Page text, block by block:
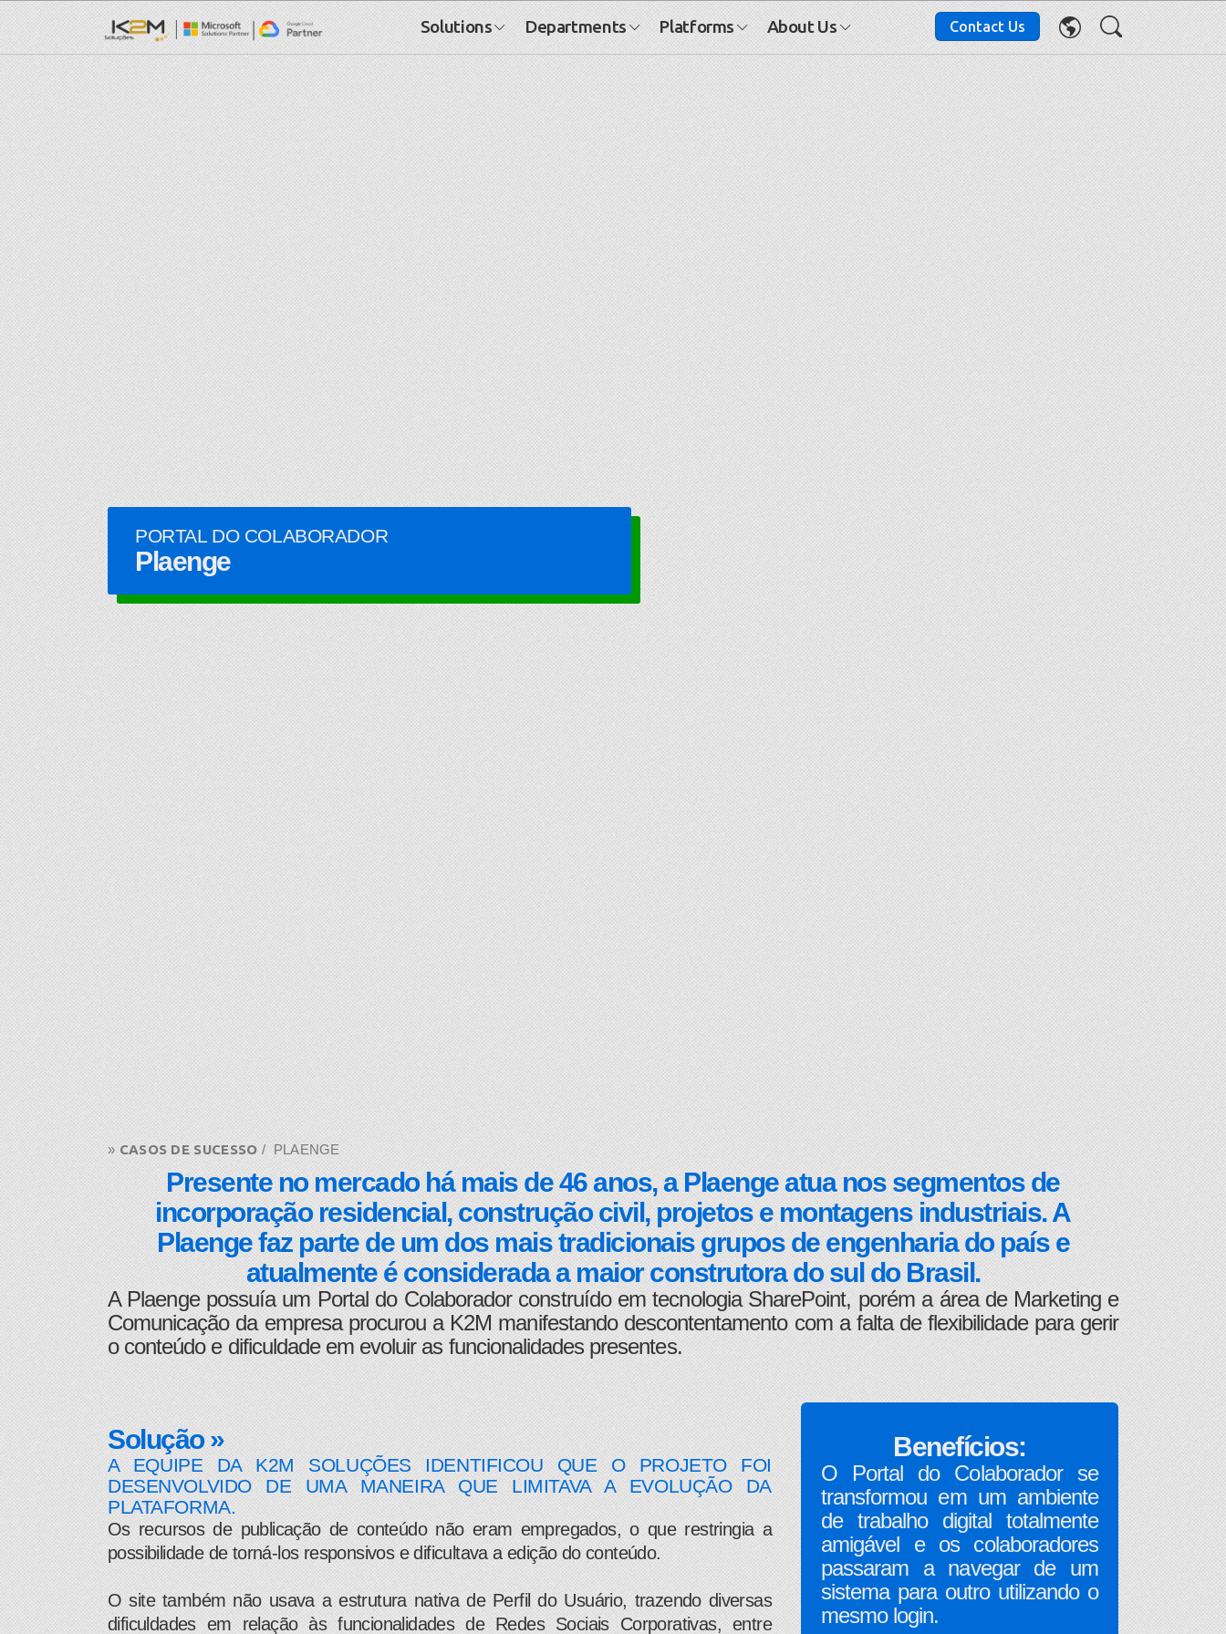
Solutions Departments Platforms About Us Contact Us
PORTAL DO COLABORADOR
Plaenge
» ​ CASOS DE SUCESSO / PLAENGE
Presente no mercado há mais de 46 anos, a Plaenge atua nos segmentos de
incorporação residencial, construção civil, projetos e montagens industriais. A
Plaenge faz parte de um dos mais tradicionais grupos de engenharia do país e
atualmente é considerada a maior construtora do sul do Brasil.
A Plaenge possuía um Portal do Colaborador construído em tecnologia SharePoint, porém a área de Marketing e
Comunicação da empresa procurou a K2M manifestando descontentamento com a falta de flexibilidade para gerir
o conteúdo e dificuldade em evoluir as funcionalidades presentes.
Solução »
A EQUIPE DA K2M SOLUÇÕES IDENTIFICOU QUE O PROJETO FOI
DESENVOLVIDO DE UMA MANEIRA QUE LIMITAVA A EVOLUÇÃO DA
PLATAFORMA.
Os recursos de publicação de conteúdo não eram empregados, o que restringia a
possibilidade de torná-los responsivos e dificultava a edição do conteúdo.
O site também não usava a estrutura nativa de Perfil do Usuário, trazendo diversas
dificuldades em relação às funcionalidades de Redes Sociais Corporativas, entre
Benefícios:
O Portal do Colaborador se
transformou em um ambiente
de trabalho digital totalmente
amigável e os colaboradores
passaram a navegar de um
sistema para outro utilizando o
mesmo login.